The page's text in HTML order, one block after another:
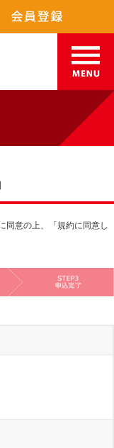
同意の上、「規約に同意し